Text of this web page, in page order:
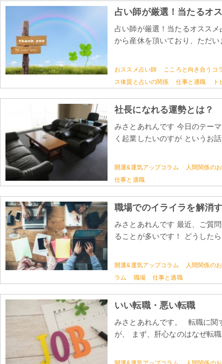
占い師が厳選！当たるオ
占い師が厳選！当たるオスス
から産休を頂いており、ただ
おススメ占い師
こころと向き合うコ
ス体質と占いの関係
仕事と適職 ト
社長になれる運勢とは？
みさとあれんです 今日のテー
く起業したいのすが というお
開運&運気アップコラム
人間関係の
仕事と適職
職場でのイライラを解消
みさとあれんです 最近、ご質
ることが多いです！ どうした
開運&運気アップコラム
人間関係の
ラム
職場 仕事と適職
いい転職・悪い転職
みさとあれんです。 転職に関
が、 まず、肝心なのはなぜ転